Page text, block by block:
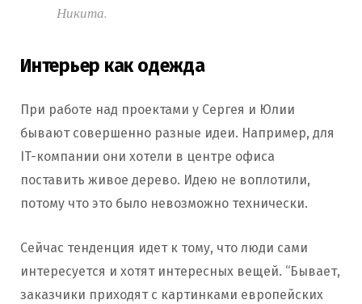
Никита.
Интерьер как одежда
При работе над проектами у Сергея и Юлии
бывают совершенно разные идеи. Например, для
IT-компании они хотели в центре офиса
поставить живое дерево. Идею не воплотили,
потому что это было невозможно технически.
Сейчас тенденция идет к тому, что люди сами
интересуется и хотят интересных вещей. “Бывает,
заказчики приходят с картинками европейских